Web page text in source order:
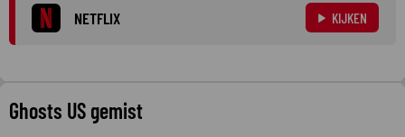
NETFLIX KIJKEN
Ghosts US gemist